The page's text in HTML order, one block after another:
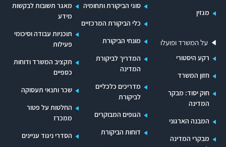
מגזין
על המשרד ופועלו
רקע היסטורי
חזון המשרד
חוק יסוד: מבקר
המדינה
המבנה הארגוני
מבקרי המדינה
סוגי הביקורת ותחומיה
כלי הביקורת המרכזיים
מונחי הביקורת
המדריך לביקורת
המדינה
מדריכים כלכליים
לביקורת
הגופים המבוקרים
דוחות הביקורת
מאגר תשובות לבקשות
מידע
תוכניות עבודה וסיכומי
פעילות
תקציב המשרד ודוחות
כספיים
שכר ותנאי תעסוקה
החלטות על פטור
ממכרז
הסדרי ניגוד עניינים